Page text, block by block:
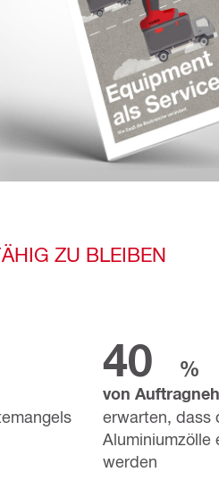
ZU BLEIBEN
40 %
von
erwarten, dass
Aluminiumzölle
werden